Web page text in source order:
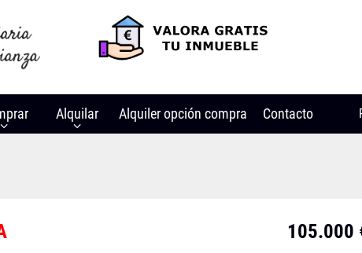
Alquilar Alquiler opción compra Contacto
105.000